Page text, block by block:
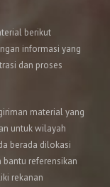
berikut
informasi yang
dan proses
material yang
untuk wilayah
berada dilokasi
referensikan
rekanan